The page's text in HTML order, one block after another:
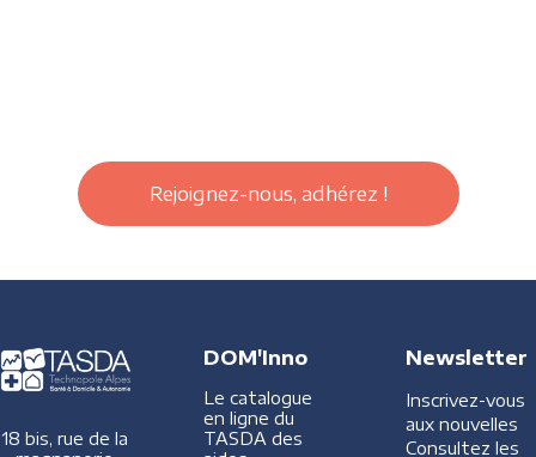
Rejoignez-nous, adhérez !
18 bis, rue de la
DOM'Inno
Le catalogue
en ligne du
TASDA des
Newsletter
Inscrivez-vous
aux nouvelles
Consultez les